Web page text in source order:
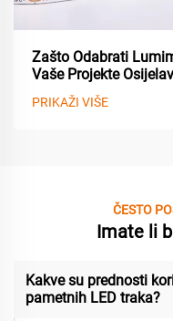
Zašto Odabrati
Vaše Projekte
PRIKAŽI VIŠE
ČESTO
Imate li
Kakve su prednosti
pametnih LED traka?